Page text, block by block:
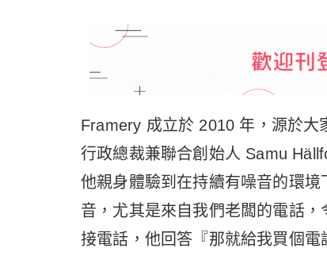
Framery 成立於 2010 年，源於大
行政總裁兼聯合創始人 Samu
他親身體驗到在持續有噪音的環
音，尤其是來自我們老闆的電話
接電話，他回答『那就給我買個電